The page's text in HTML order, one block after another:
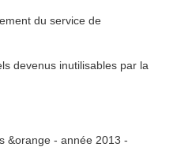
du service de
devenus inutilisables par la
&orange - année 2013 -